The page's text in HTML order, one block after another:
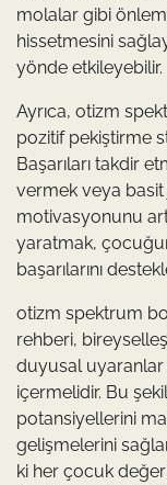
molalar gibi
hissetmesini
yönde etkileyebilir.
Ayrıca, otizm
pozitif pekiştirme
Başarıları takdir
vermek veya
motivasyonunu
yaratmak,
başarılarını
otizm spektrum
rehberi,
duyusal uyaranlar
içermelidir. Bu
potansiyellerini
gelişmelerini
ki her çocuk